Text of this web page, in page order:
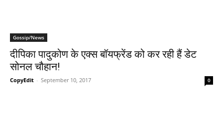
Gossip/News
दीपिका पादुकोण के एक्स बॉयफ्रेंड को कर रही हैं डेट
सोनल चौहान!
CopyEdit - September 10, 2017 0